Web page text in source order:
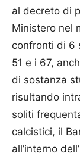
al decreto di
Ministero nel
confronti di 6
51 e i 67,
di sostanza
risultando
soliti
calcistici, il
all’interno